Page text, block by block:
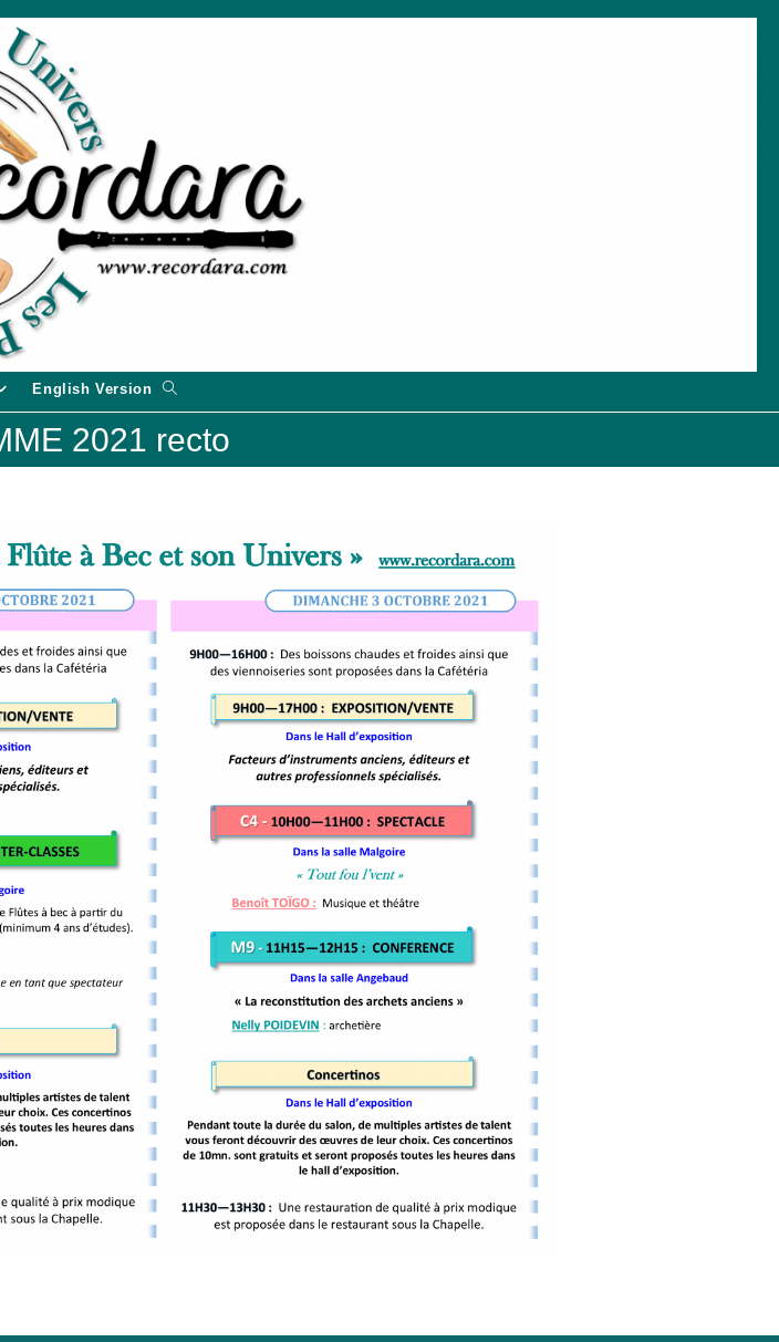
English Version
Toggle
search
2021 recto